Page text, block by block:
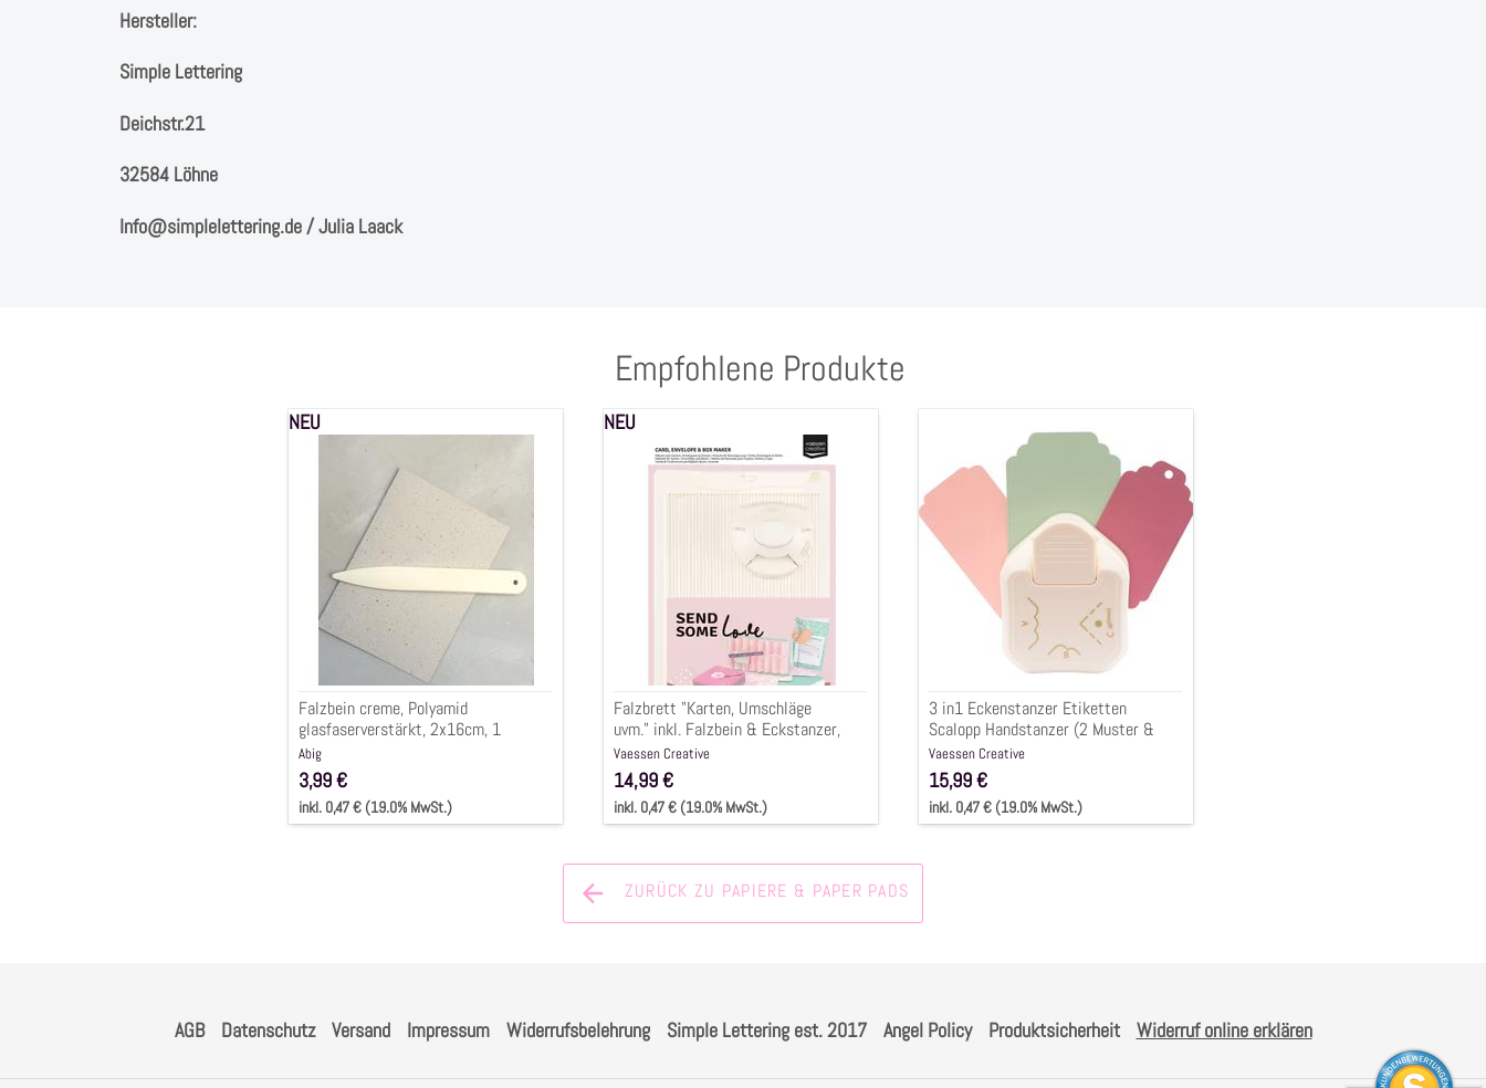
Hersteller:
Simple Lettering
Deichstr.21
32584 Löhne
Info@simplelettering.de / Julia Laack
Empfohlene Produkte
Falzbein
glasfaserverstärkt,
2x16cm,
Stück
NEU
Falzbein creme, Polyamid
glasfaserverstärkt, 2x16cm, 1
Stück
Abig
3,99 €
inkl. 0,47 € (19.0% MwSt.)
Falzbrett
"Karten,
Eckstanzer,
16x21cm,
NEU
Falzbrett "Karten, Umschläge
uvm." inkl. Falzbein & Eckstanzer,
16x21cm, 3-tlg.
Vaessen Creative
14,99 €
inkl. 0,47 € (19.0% MwSt.)
Eckenstanzer
Scalopp
Handstanzer
Lochstanze)
3 in1 Eckenstanzer Etiketten
Scalopp Handstanzer (2 Muster &
Lochstanze)
Vaessen Creative
15,99 €
inkl. 0,47 € (19.0% MwSt.)
ZURÜCK ZU PAPIERE & PAPER PADS
AGB Datenschutz Versand Impressum Widerrufsbelehrung Simple Lettering est. 2017 Angel Policy Produktsicherheit Widerruf online erklären